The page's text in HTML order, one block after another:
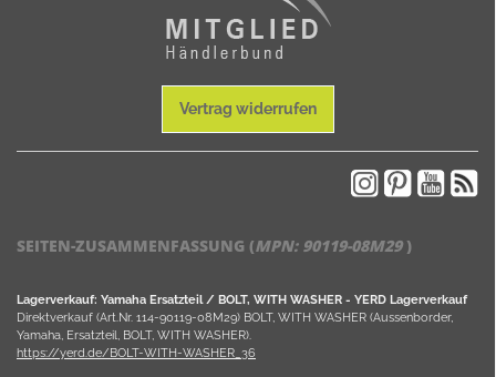
Vertrag widerrufen
SEITEN-ZUSAMMENFASSUNG (MPN: 90119-08M29)
Lagerverkauf: Yamaha Ersatzteil / BOLT, WITH WASHER - YERD Lagerverkauf
Direktverkauf (Art.Nr. 114-90119-08M29) BOLT, WITH WASHER (Aussenborder,
Yamaha, Ersatzteil, BOLT, WITH WASHER).
https://yerd.de/BOLT-WITH-WASHER_36